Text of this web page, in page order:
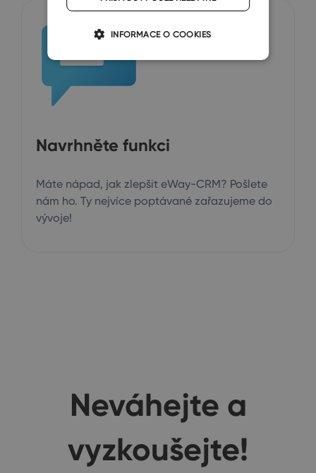
Navrhněte funkci
Máte nápad, jak zlepšit eWay-CRM? Pošlete
nám ho. Ty nejvíce poptávané zařazujeme do
vývoje!
Neváhejte a
vyzkoušejte!
INFORMACE O COOKIES